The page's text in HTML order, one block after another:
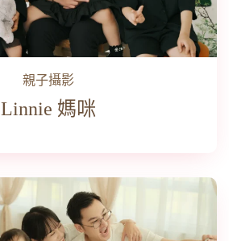
親子攝影
Linnie 媽咪